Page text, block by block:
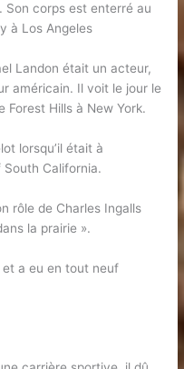
Son corps est enterré au
à Los Angeles
Landon était un acteur,
américain. Il voit le jour le
Forest Hills à New York.
lorsqu’il était à
South California.
rôle de Charles Ingalls
la prairie ».
a eu en tout neuf